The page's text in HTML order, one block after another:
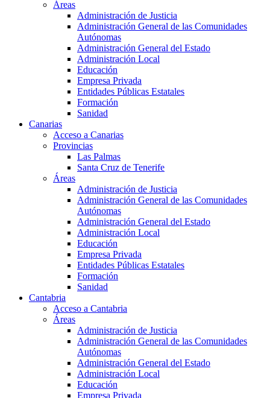
Áreas
Administración de Justicia
Administración General de las Comunidades
Autónomas
Administración General del Estado
Administración Local
Educación
Empresa Privada
Entidades Públicas Estatales
Formación
Sanidad
Canarias
Acceso a Canarias
Provincias
Las Palmas
Santa Cruz de Tenerife
Áreas
Administración de Justicia
Administración General de las Comunidades
Autónomas
Administración General del Estado
Administración Local
Educación
Empresa Privada
Entidades Públicas Estatales
Formación
Sanidad
Cantabria
Acceso a Cantabria
Áreas
Administración de Justicia
Administración General de las Comunidades
Autónomas
Administración General del Estado
Administración Local
Educación
Empresa Privada